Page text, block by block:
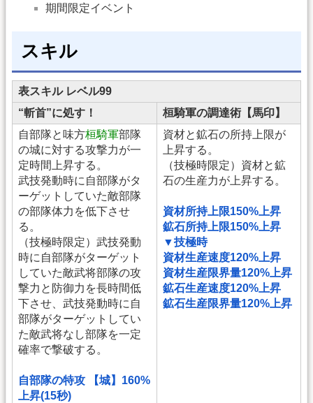
期間限定イベント
スキル
表スキル レベル99
“斬首”に処す！
桓騎軍の調達術【馬印】
自部隊と味方桓騎軍部隊
の城に対する攻撃力が一
定時間上昇する。
武技発動時に自部隊がタ
ーゲットしていた敵部隊
の部隊体力を低下させ
る。
（技極時限定）武技発動
時に自部隊がターゲット
していた敵武将部隊の攻
撃力と防御力を長時間低
下させ、武技発動時に自
部隊がターゲットしてい
た敵武将なし部隊を一定
確率で撃破する。
自部隊の特攻 【城】160%
上昇(15秒)
資材と鉱石の所持上限が
上昇する。
（技極時限定）資材と鉱
石の生産力が上昇する。
資材所持上限150%上昇
鉱石所持上限150%上昇
▼技極時
資材生産速度120%上昇
資材生産限界量120%上昇
鉱石生産速度120%上昇
鉱石生産限界量120%上昇